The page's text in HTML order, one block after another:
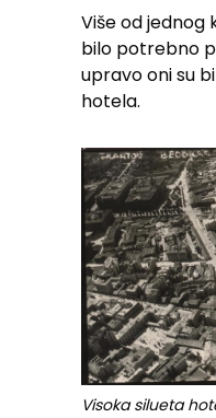
Više od jednog
bilo potrebno
upravo oni su
hotela.
Visoka silueta